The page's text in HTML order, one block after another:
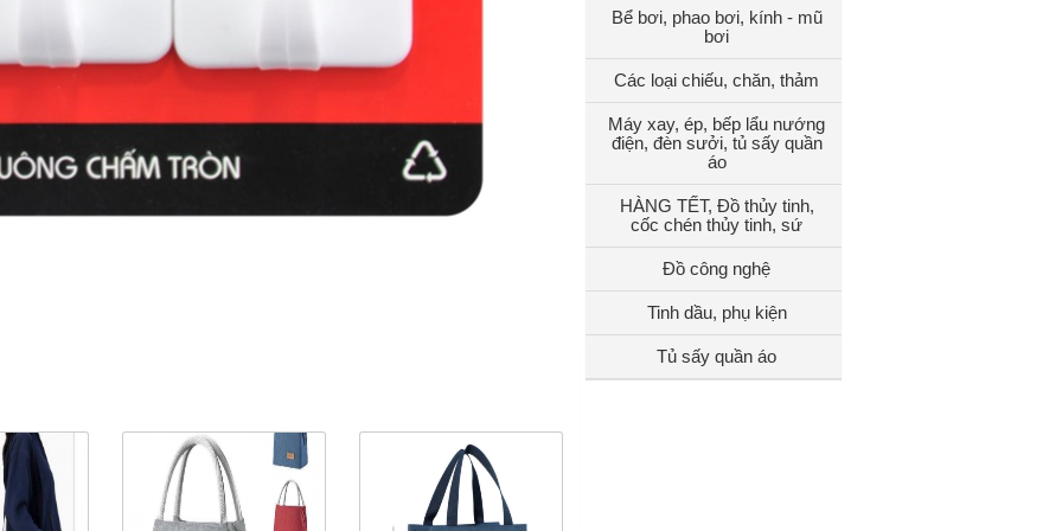
Bể bơi, phao bơi, kính - mũ
bơi
Các loại chiếu, chăn, thảm
Máy xay, ép, bếp lẩu nướng
điện, đèn sưởi, tủ sấy quần
áo
HÀNG TẾT, Đồ thủy tinh,
cốc chén thủy tinh, sứ
Đồ công nghệ
Tinh dầu, phụ kiện
Tủ sấy quần áo